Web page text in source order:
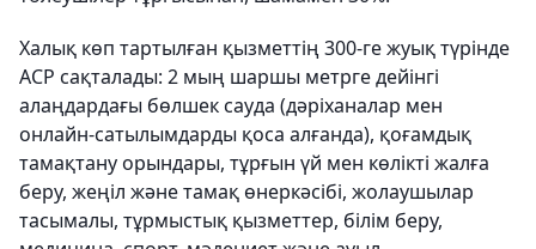
Халық көп тартылған қызметтің 300-ге жуық түрінде
АСР сақталады: 2 мың шаршы метрге дейінгі
алаңдардағы бөлшек сауда (дәріханалар мен
онлайн-сатылымдарды қоса алғанда), қоғамдық
тамақтану орындары, тұрғын үй мен көлікті жалға
беру, жеңіл және тамақ өнеркәсібі, жолаушылар
тасымалы, тұрмыстық қызметтер, білім беру,